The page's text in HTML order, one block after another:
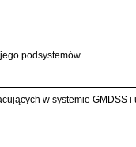
podsystemów
w systemie GMDSS i